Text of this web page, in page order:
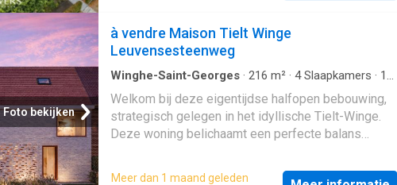
Foto bekijken
à vendre Maison Tielt Winge
Leuvensesteenweg
Winghe-Saint-Georges · 216 m² · 4Slaapkamers · 1
Welkom bij deze eigentijdse halfopen bebouwing,
strategisch gelegen in het idyllische Tielt-Winge.
Deze woning belichaamt een perfecte balans
duurzaamheid, waardoor het een uitstekende keuze
Meer dan 1 maand geleden